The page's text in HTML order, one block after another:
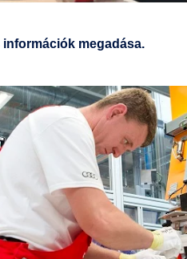
megadása.